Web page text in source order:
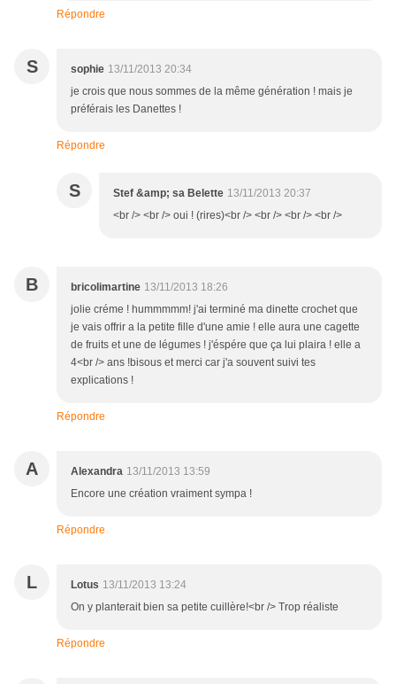
Répondre
S sophie 13/11/2013 20:34
je crois que nous sommes de la même génération ! mais je
préférais les Danettes !
Répondre
S Stef &amp; sa Belette 13/11/2013 20:37
<br /> <br /> oui ! (rires)<br /> <br /> <br /> <br />
B bricolimartine 13/11/2013 18:26
jolie créme ! hummmmm! j'ai terminé ma dinette crochet que
je vais offrir a la petite fille d'une amie ! elle aura une cagette
de fruits et une de légumes ! j'éspére que ça lui plaira ! elle a
4<br /> ans !bisous et merci car j'a souvent suivi tes
explications !
Répondre
A Alexandra 13/11/2013 13:59
Encore une création vraiment sympa !
Répondre
L Lotus 13/11/2013 13:24
On y planterait bien sa petite cuillère!<br /> Trop réaliste
Répondre